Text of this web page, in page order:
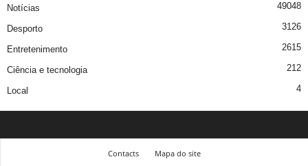
Notícias 49048
Desporto 3126
Entretenimento 2615
Ciência e tecnologia 212
Local 4
Contacts Mapa do site